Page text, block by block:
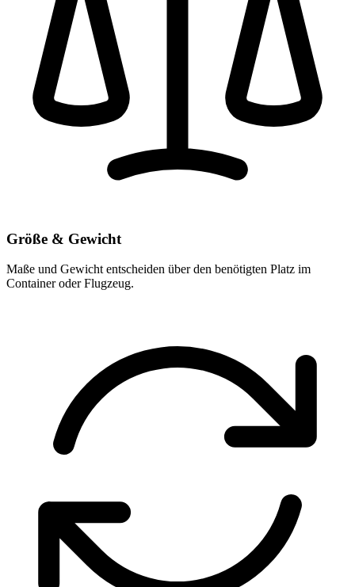
Größe & Gewicht
Maße und Gewicht entscheiden über den benötigten Platz im
Container oder Flugzeug.